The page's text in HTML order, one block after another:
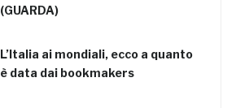
(GUARDA)
L’Italia ai mondiali, ecco a quanto
è data dai bookmakers